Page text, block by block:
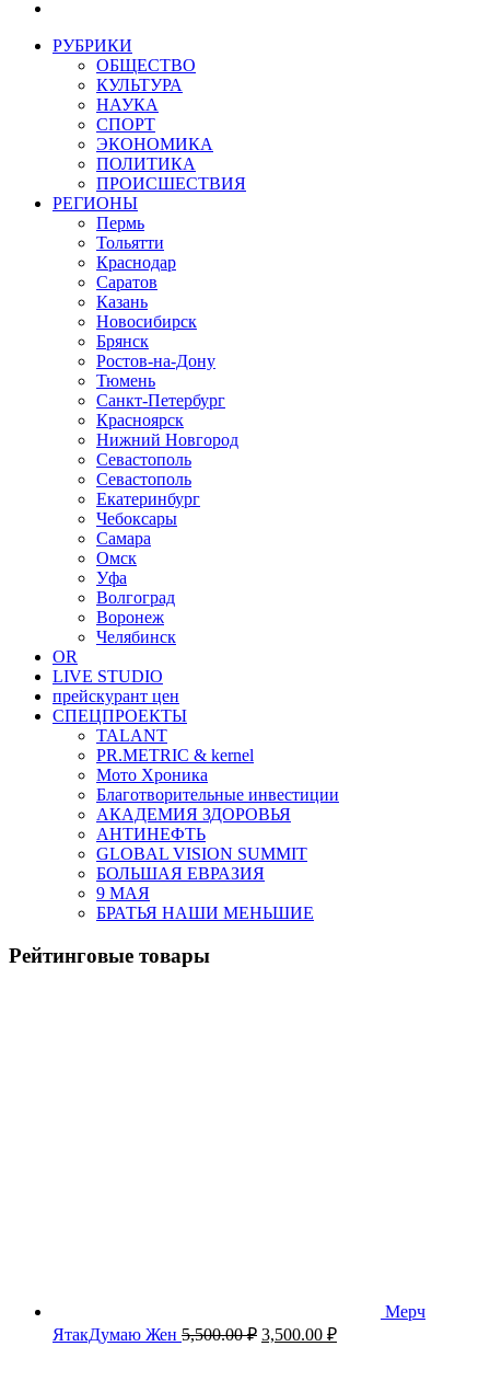
РУБРИКИ
ОБЩЕСТВО
КУЛЬТУРА
НАУКА
СПОРТ
ЭКОНОМИКА
ПОЛИТИКА
ПРОИСШЕСТВИЯ
РЕГИОНЫ
Пермь
Тольятти
Краснодар
Саратов
Казань
Новосибирск
Брянск
Ростов-на-Дону
Тюмень
Санкт-Петербург
Красноярск
Нижний Новгород
Севастополь
Севастополь
Екатеринбург
Чебоксары
Самара
Омск
Уфа
Волгоград
Воронеж
Челябинск
OR
LIVE STUDIO
прейскурант цен
СПЕЦПРОЕКТЫ
TALANT
PR.METRIC & kernel
Мото Хроника
Благотворительные инвестиции
АКАДЕМИЯ ЗДОРОВЬЯ
АНТИНЕФТЬ
GLOBAL VISION SUMMIT
БОЛЬШАЯ ЕВРАЗИЯ
9 МАЯ
БРАТЬЯ НАШИ МЕНЬШИЕ
Рейтинговые товары
Мерч
ЯтакДумаю Жен 5,500.00₽ Первоначальная
3,500.00 ₽Текущая